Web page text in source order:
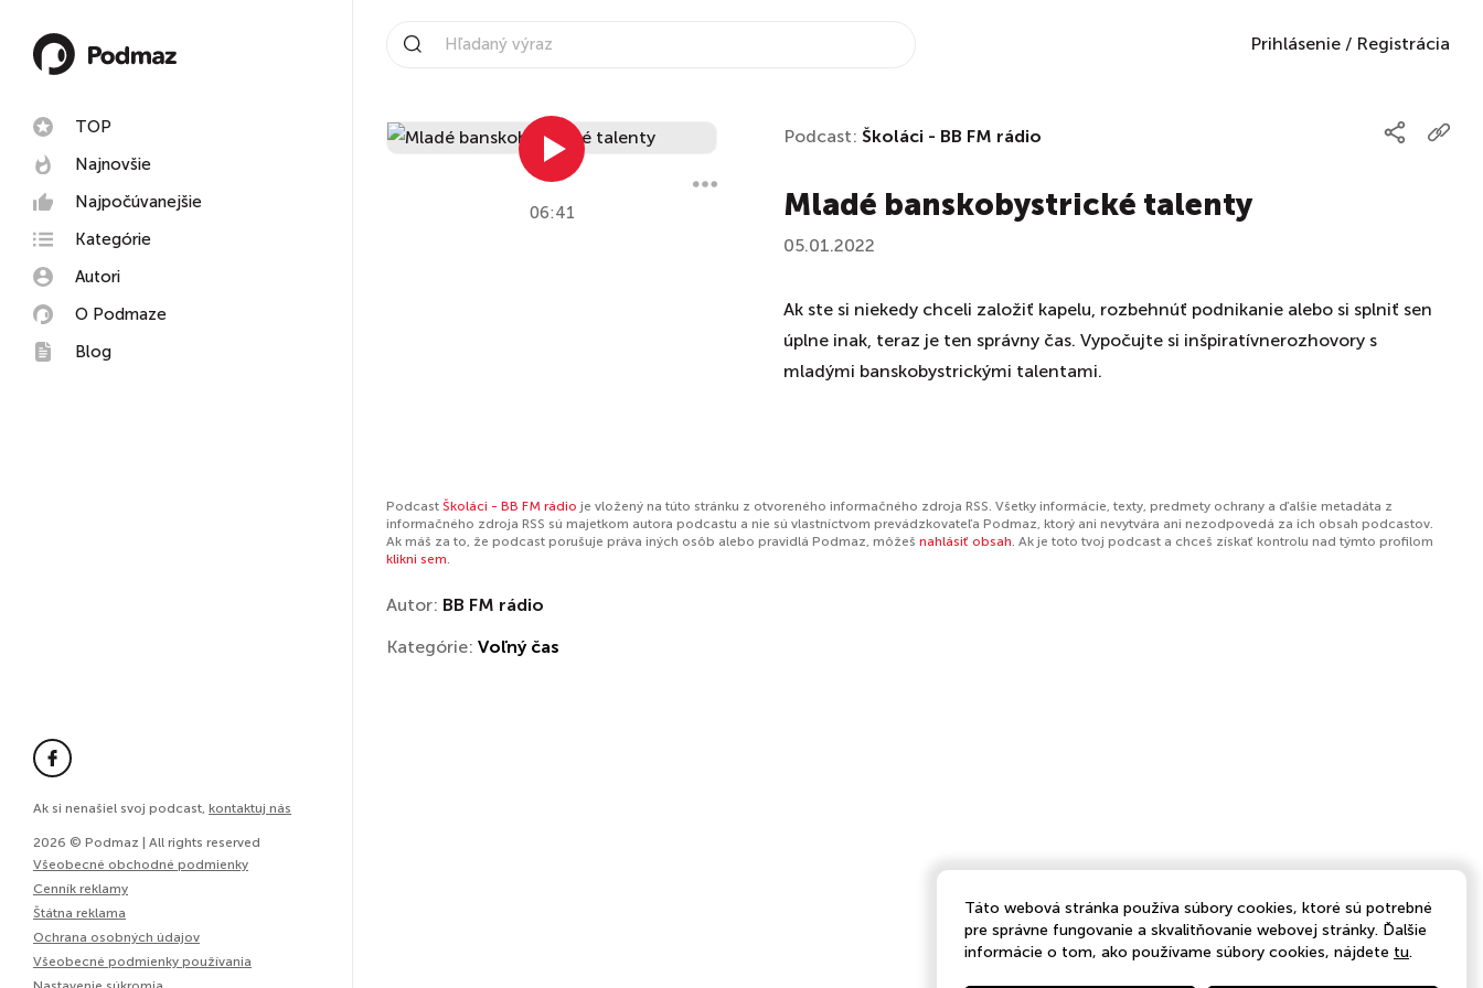
TOP
Najnovšie
Najpočúvanejšie
Kategórie
Autori
O Podmaze
Blog
Ak si nenašiel svoj podcast, kontaktuj nás
2026 © Podmaz | All rights reserved
Všeobecné obchodné podmienky
Cenník reklamy
Štátna reklama
Ochrana osobných údajov
Všeobecné podmienky používania
Prihlásenie / Registrácia
06:41
Podcast: Školáci - BB FM rádio
Mladé banskobystrické talenty
05.01.2022
Ak ste si niekedy chceli založiť kapelu, rozbehnúť podnikanie alebo si splniť sen
úplne inak, teraz je ten správny čas. Vypočujte si inšpiratívnerozhovory s
mladými banskobystrickými talentami.
Podcast Školáci - BB FM rádio je vložený na túto stránku z otvoreného informačného zdroja RSS. Všetky informácie, texty, predmety ochrany a ďalšie metadáta z
informačného zdroja RSS sú majetkom autora podcastu a nie sú vlastníctvom prevádzkovateľa Podmaz, ktorý ani nevytvára ani nezodpovedá za ich obsah podcastov.
Ak máš za to, že podcast porušuje práva iných osôb alebo pravidlá Podmaz, môžeš nahlásiť obsah. Ak je toto tvoj podcast a chceš získať kontrolu nad týmto profilom
klikni sem.
Autor: BB FM rádio
Kategórie: Voľný čas
Táto webová stránka používa súbory cookies, ktoré sú potrebné
pre správne fungovanie a skvalitňovanie webovej stránky. Ďalšie
informácie o tom, ako používame súbory cookies, nájdete tu.